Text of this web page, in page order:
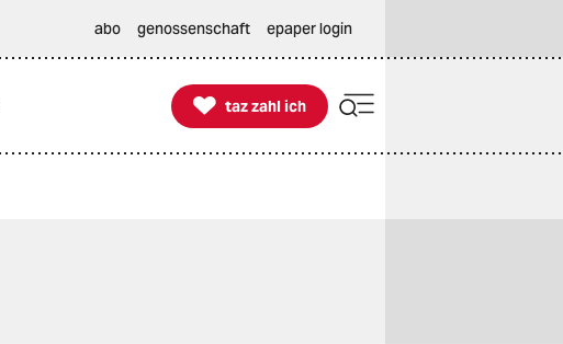
abo genossenschaft epaper login

taz zahl ich
taz zahl ich